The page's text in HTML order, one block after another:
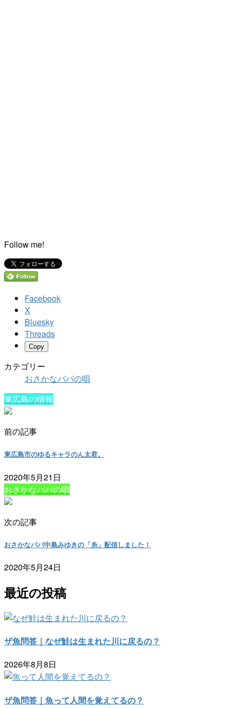
Follow me!
Facebook
X
Bluesky
Threads
Copy
カテゴリー
おさかなパパの唄
東広島の情報
前の記事
東広島市のゆるキャラのん太君。
2020年5月21日
おさかなパパの唄
次の記事
おさかなパパ中島みゆきの「糸」配信しました！
2020年5月24日
最近の投稿
ザ魚問答｜なぜ鮭は生まれた川に戻るの？
2026年8月8日
ザ魚問答｜魚って人間を覚えてるの？